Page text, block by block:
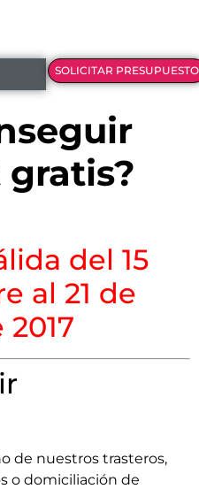
SOLICITAR PRESUPUESTO
del 15
al 21 de
de nuestros trasteros,
o domiciliación de